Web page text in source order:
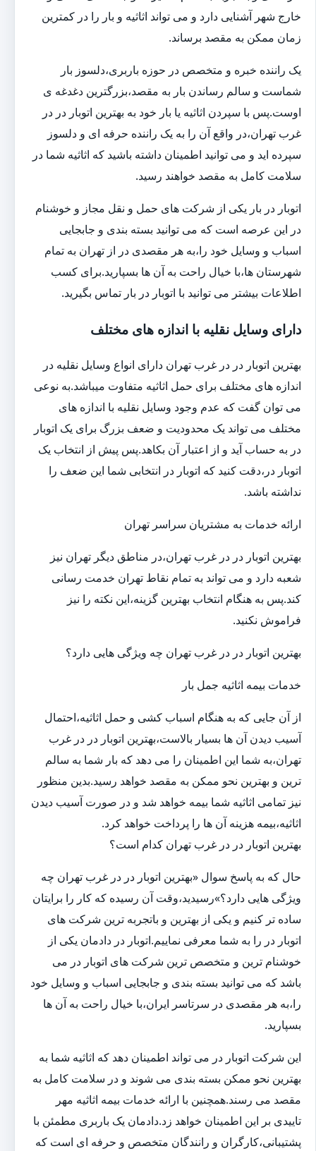
خارج شهر آشنایی دارد و می تواند اثاثیه و بار را در کمترین
زمان ممکن به مقصد برساند.
یک راننده خبره و متخصص در حوزه باربری،دلسوز بار
شماست و سالم رساندن بار به مقصد،بزرگترین دغدغه ی
اوست.پس با سپردن اثاثیه یا بار خود به بهترین اتوبار در در
غرب تهران،در واقع آن را به یک راننده حرفه ای و دلسوز
سپرده اید و می توانید اطمینان داشته باشید که اثاثیه شما در
سلامت کامل به مقصد خواهند رسید.
اتوبار در بار یکی از شرکت های حمل و نقل مجاز و خوشنام
در این عرصه است که می توانید بسته بندی و جابجایی
اسباب و وسایل خود را،به هر مقصدی در از تهران به تمام
شهرستان ها،با خیال راحت به آن ها بسپارید.برای کسب
اطلاعات بیشتر می توانید با اتوبار در بار تماس بگیرید.
دارای وسایل نقلیه با اندازه های مختلف
بهترین اتوبار در در غرب تهران دارای انواع وسایل نقلیه در
اندازه های مختلف برای حمل اثاثیه متفاوت می‎باشد.به نوعی
می توان گفت که عدم وجود وسایل نقلیه با اندازه های
مختلف می تواند یک محدودیت و ضعف بزرگ برای یک اتوبار
در به حساب آید و از اعتبار آن بکاهد.پس پیش از انتخاب یک
اتوبار در،دقت کنید که اتوبار در انتخابی شما این ضعف را
نداشته باشد.
ارائه خدمات به مشتریان سراسر تهران
بهترین اتوبار در در غرب تهران،در مناطق دیگر تهران نیز
شعبه دارد و می تواند به تمام نقاط تهران خدمت رسانی
کند.پس به هنگام انتخاب بهترین گزینه،این نکته را نیز
فراموش نکنید.
بهترین اتوبار در در غرب تهران چه ویژگی هایی دارد؟
خدمات بیمه اثاثیه جمل بار
از آن جایی که به هنگام اسباب کشی و حمل اثاثیه،احتمال
آسیب دیدن آن ها بسیار بالاست،بهترین اتوبار در در غرب
تهران،به شما این اطمینان را می دهد که بار شما به سالم
ترین و بهترین نحو ممکن به مقصد خواهد رسید.بدین منظور
نیز تمامی اثاثیه شما بیمه خواهد شد و در صورت آسیب دیدن
اثاثیه،بیمه هزینه آن ها را پرداخت خواهد کرد.
بهترین اتوبار در در غرب تهران کدام است؟
حال که به پاسخ سوال «بهترین اتوبار در در غرب تهران چه
ویژگی هایی دارد؟»رسیدید،وقت آن رسیده که کار را برایتان
ساده تر کنیم و یکی از بهترین و باتجربه ترین شرکت های
اتوبار در را به شما معرفی نماییم.اتوبار در دادمان یکی از
خوشنام ترین و متخصص ترین شرکت های اتوبار در می
باشد که می توانید بسته بندی و جابجایی اسباب و وسایل خود
را،به هر مقصدی در سرتاسر ایران،با خیال راحت به آن ها
بسپارید.
این شرکت اتوبار در می تواند اطمینان دهد که اثاثیه شما به
بهترین نحو ممکن بسته بندی می شوند و در سلامت کامل به
مقصد می رسند.همچنین با ارائه خدمات بیمه اثاثیه مهر
تاییدی بر این اطمینان خواهد زد.دادمان یک باربری مطمئن با
پشتیبانی،کارگران و رانندگان متخصص و حرفه ای است که